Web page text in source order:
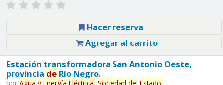
Hacer reserva
Agregar al carrito
Estación transformadora San Antonio Oeste,
provincia deRío Negro.
por Agua y Energía Eléctrica, Sociedad del Estado.